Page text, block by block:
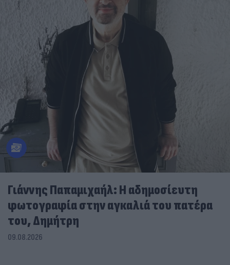
Γιάννης Παπαμιχαήλ: Η αδημοσίευτη
φωτογραφία στην αγκαλιά του πατέρα
του, Δημήτρη
09.08.2026